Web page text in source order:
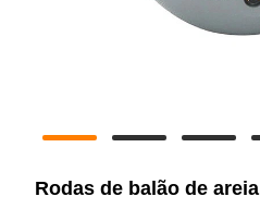
Rodas de balão de areia